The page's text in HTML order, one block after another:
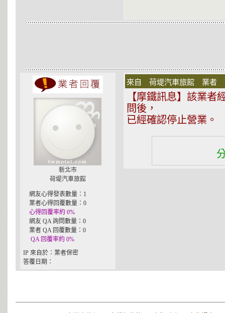
新北市
荷堤汽車旅館
網友心得發表數量：1
業者心得回覆數量：0
心得回覆率約 0%
網友 QA 詢問數量：0
業者 QA 回覆數量：0
QA 回覆率約 0%
IP 來自於：業者保密
答覆日期：
來自 荷堤汽車旅館 業
【摩鐵訊息】該業者
問後，
已經確認停止營業。